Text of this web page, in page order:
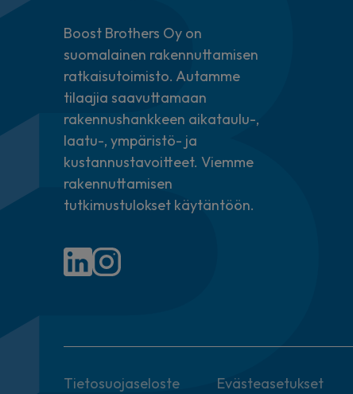
Boost Brothers Oy on
suomalainen rakennuttamisen
ratkaisutoimisto. Autamme
tilaajia saavuttamaan
rakennushankkeen aikataulu-,
laatu-, ympäristö- ja
kustannustavoitteet. Viemme
rakennuttamisen
tutkimustulokset käytäntöön.
Tietosuojaseloste Evästeasetukset